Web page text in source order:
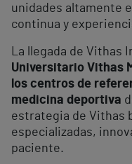
unidades altamente
continua y
La llegada de Vithas
Universitario Vithas
los centros de
medicina deportiva
estrategia de Vithas
especializadas,
paciente.